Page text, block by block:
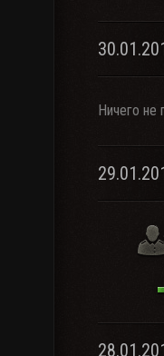
Ничего не